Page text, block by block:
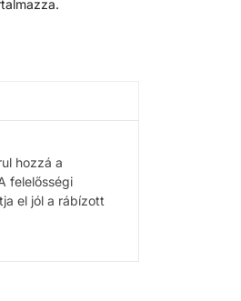
hozzá a
felelősségi
el jól a rábízott